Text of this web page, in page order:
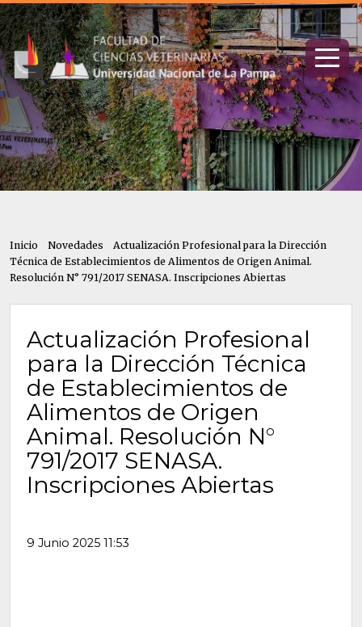
Inicio Novedades
Actualización Profesional para la Dirección
Técnica de Establecimientos de Alimentos de Origen Animal.
Resolución N° 791/2017 SENASA. Inscripciones Abiertas
Actualización Profesional
para la Dirección Técnica
de Establecimientos de
Alimentos de Origen
Animal. Resolución N°
791/2017 SENASA.
Inscripciones Abiertas
9 Junio 2025 11:53